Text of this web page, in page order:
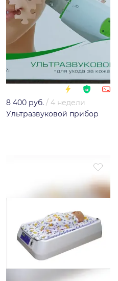
8 400 руб. / 4 недели
Ультразвуковой прибор